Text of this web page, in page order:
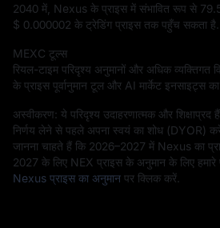
2040 में, Nexus के प्राइस में संभावित रूप से
$ 0.000002 के ट्रेडिंग प्राइस तक पहुँच सकता है.
MEXC टूल्स
रियल-टाइम परिदृश्य अनुमानों और अधिक
के प्राइस पूर्वानुमान टूल और AI मार्केट इनसाइट्स
अस्वीकरण: ये परिदृश्य उदाहरणात्मक और शिक्षाप्रद
निर्णय लेने से पहले अपना स्वयं का शोध (DYOR)
जानना चाहते हैं कि 2026–2027 में Nexus का
2027 के लिए NEX प्राइस के अनुमान के लिए हमारे
Nexus प्राइस का अनुमान पर क्लिक करें.